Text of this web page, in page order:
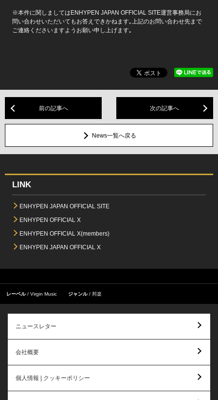
※本件に関しましてはENHYPEN JAPAN OFFICIAL SITE運営事務局にお
問い合わせいただいてもお答えできかねます｡上記のお問い合わせ先まで
ご連絡くださいますようお願い申し上げます｡
前の記事へ 次の記事へ
News一覧へ戻る
LINK
ENHYPEN JAPAN OFFICIAL SITE
ENHYPEN OFFICIAL X
ENHYPEN OFFICIAL X(members)
ENHYPEN JAPAN OFFICIAL X
レーベル Virgin Music ジャンル 邦楽
ニュースレター
会社概要
個人情報 | クッキーポリシー